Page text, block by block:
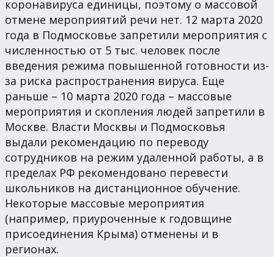
коронавируса единицы, поэтому о массовой
отмене мероприятий речи нет. 12 марта 2020
года в Подмосковье запретили мероприятия с
численностью от 5 тыс. человек после
введения режима повышенной готовности из-
за риска распространения вируса. Еще
раньше – 10 марта 2020 года – массовые
мероприятия и скопления людей запретили в
Москве. Власти Москвы и Подмосковья
выдали рекомендацию по переводу
сотрудников на режим удаленной работы, а в
пределах РФ рекомендовано перевести
школьников на дистанционное обучение.
Некоторые массовые мероприятия
(например, приуроченные к годовщине
присоединения Крыма) отменены и в
регионах.